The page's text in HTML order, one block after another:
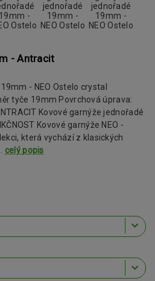
- Antracit
- NEO Ostelo crystal
tyče 19mm Povrchová úprava:
Kovové garnýže jednořadé
Kovové garnýže NEO -
která vychází z klasických
celý popis